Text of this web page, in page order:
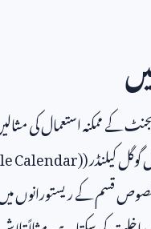
کے ممکنہ استعمال کی
کیلنڈر (Calendar)
قسم کے ریستورانوں میں